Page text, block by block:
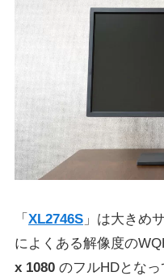
「 XL2746S」は大きめ
によくある解像度の
x 1080のフルHDとなっ